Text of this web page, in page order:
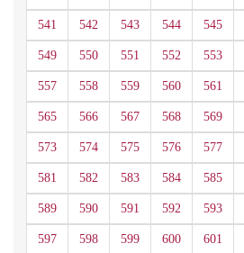
541 542 543 544 545
549 550 551 552 553
557 558 559 560 561
565 566 567 568 569
573 574 575 576 577
581 582 583 584 585
589 590 591 592 593
597 598 599 600 601